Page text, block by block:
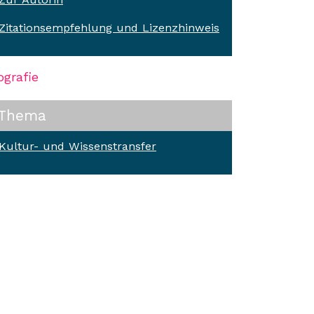
und Lizenzhinweis
und Wissenstransfer